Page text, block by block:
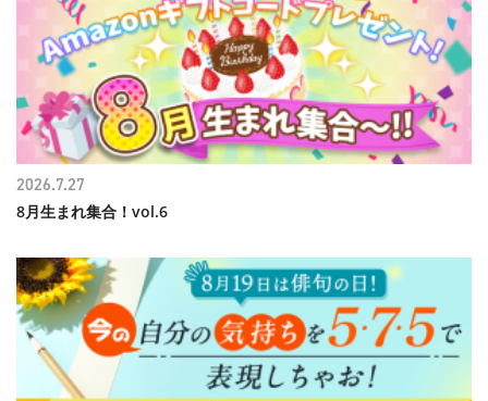
8月生まれ集合！vol.6
2026.7.27